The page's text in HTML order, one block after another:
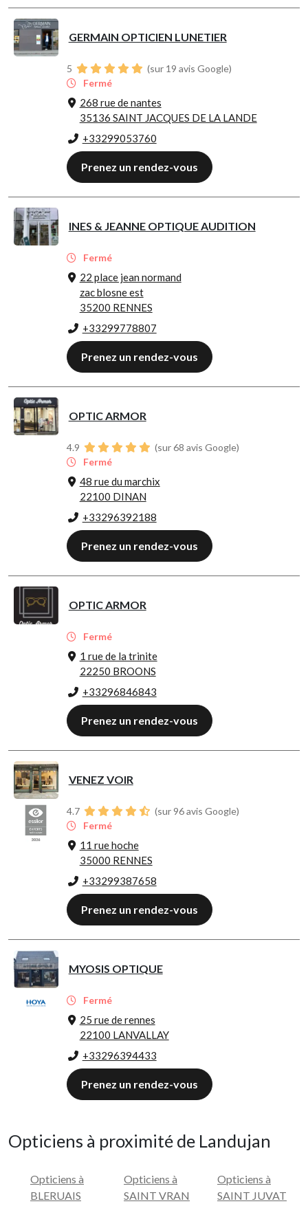
GERMAIN OPTICIEN LUNETIER
5
(sur 19 avis Google)
Fermé
268 rue de nantes
35136 SAINT JACQUES DE LA LANDE
+33299053760
Prenez un rendez-vous
INES & JEANNE OPTIQUE AUDITION
Fermé
22 place jean normand
zac blosne est
35200 RENNES
+33299778807
Prenez un rendez-vous
OPTIC ARMOR
4.9
(sur 68 avis Google)
Fermé
48 rue du marchix
22100 DINAN
+33296392188
Prenez un rendez-vous
OPTIC ARMOR
Fermé
1 rue de la trinite
22250 BROONS
+33296846843
Prenez un rendez-vous
VENEZ VOIR
4.7
(sur 96 avis Google)
Fermé
11 rue hoche
35000 RENNES
+33299387658
Prenez un rendez-vous
MYOSIS OPTIQUE
Fermé
25 rue de rennes
22100 LANVALLAY
+33296394433
Prenez un rendez-vous
Opticiens à proximité de Landujan
Opticiens à
BLERUAIS
Opticiens à
SAINT VRAN
Opticiens à
SAINT JUVAT